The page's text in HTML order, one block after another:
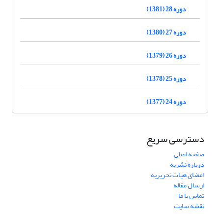
دوره 28 (1381)
دوره 27 (1380)
دوره 26 (1379)
دوره 25 (1378)
دوره 24 (1377)
دسترسی سریع
صفحه اصلی
درباره نشریه
اعضای هیات تحریریه
ارسال مقاله
تماس با ما
نقشه سایت